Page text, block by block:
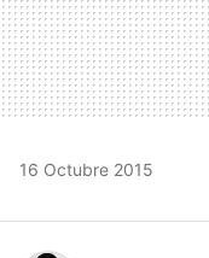
16 Octubre 2015